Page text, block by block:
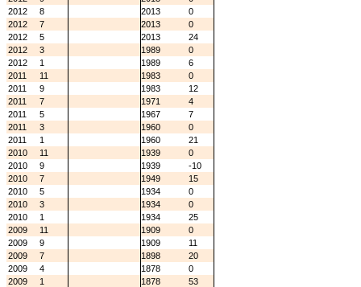
2012
8 2013
0
2012
7 2013
0
2012
5 2013
24
2012
3 1989
0
2012
1 1989
6
2011
11 1983
0
2011
9 1983
12
2011
7 1971
4
2011
5 1967
7
2011
3 1960
0
2011
1 1960
21
2010
11 1939
0
2010
9 1939
-10
2010
7 1949
15
2010
5 1934
0
2010
3 1934
0
2010
1 1934
25
2009
11 1909
0
2009
9 1909
11
2009
7 1898
20
2009
4 1878
0
2009
1 1878
53